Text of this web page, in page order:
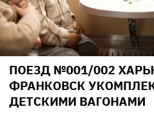
ПОЕЗД №001/002
ФРАНКОВСК
ДЕТСКИМИ ВАГОНАМИ